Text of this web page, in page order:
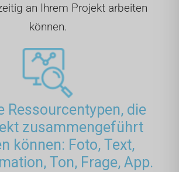
an Ihrem Projekt arbeiten
können.
Ressourcentypen, die
zusammengeführt
können: Foto, Text,
Ton, Frage, App.